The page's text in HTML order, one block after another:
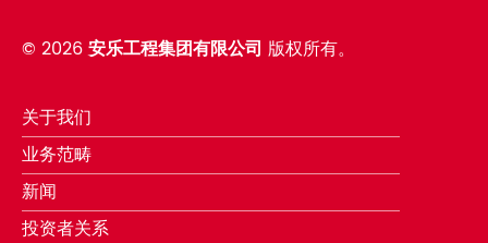
© 2026安乐工程集团有限公司 版权所有。
关于我们
业务范畴
新闻
投资者关系